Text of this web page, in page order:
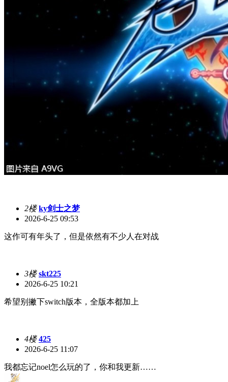
2楼 ky剑士之梦
2026-6-25 09:53
这作可有年头了，但是依然有不少人在对战
3楼 skt225
2026-6-25 10:21
希望别撇下switch版本，全版本都加上
4楼 425
2026-6-25 11:07
我都忘记noel怎么玩的了，你和我更新……